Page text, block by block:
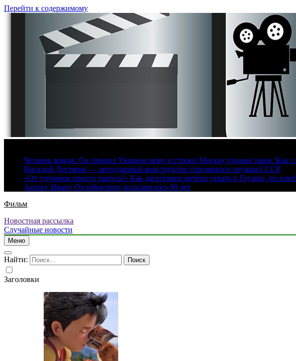
Перейти к содержимому
Человек вождя. Он привил Украине мову и строил Москву руками зэков. Как
Василий Дегтярев — легендарный конструктор стрелкового оружия СССР
«От турчанок просто тащусь!» Как дагестанец мечтал уехать в Грузию, но
Актеру Ивану Охлобыстину исполнилось 60 лет
Фильм
Новостная рассылка
Случайные новости
Меню
Найти:
Заголовки